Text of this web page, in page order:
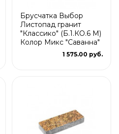
Брусчатка Выбор
Листопад гранит
"Классико" (Б.1.КО.6 М)
Колор Микс "Саванна"
1 575.00 руб.